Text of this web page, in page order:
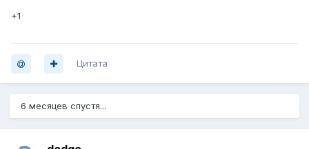
+1
Цитата
6 месяцев спустя...